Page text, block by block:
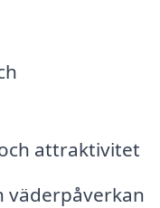
attraktivitet
väderpåverkan